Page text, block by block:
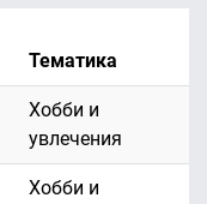
Тематика
Хобби и
увлечения
Хобби и